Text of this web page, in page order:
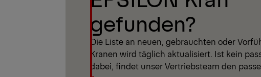
gefunden?
Die Liste an neuen, gebrauchten oder
Kranen wird täglich aktualisiert. Ist kein
dabei, findet unser Vertriebsteam den